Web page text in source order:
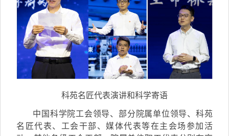
科苑名匠代表演讲和科学寄语
中国科学院工会领导、部分院属单位领导、科苑
名匠代表、工会干部、媒体代表等在主会场参加活